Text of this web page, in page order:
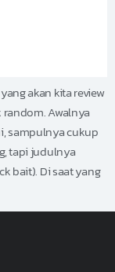
akan kita review
Awalnya
sampulnya cukup
tapi judulnya
bait). Di saat yang